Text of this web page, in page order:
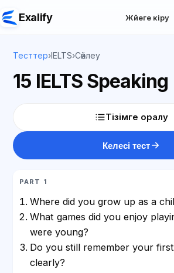
Exalify Жүйеге кіру
Тесттер›IELTS›Сөйлеу
15 IELTS Speaking
Тізімге оралу
Келесі тест
PART 1
Where did you grow up as a
What games did you enjoy
were young?
Do you still remember your
clearly?